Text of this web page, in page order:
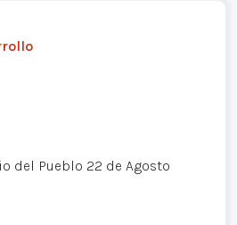
del Pueblo 22 de Agosto